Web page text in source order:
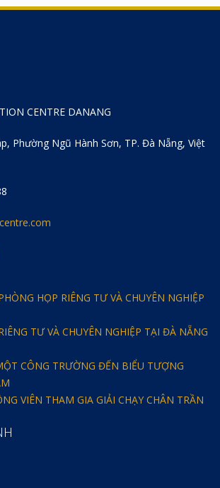
CENTRE DANANG
Phường Ngũ Hành Sơn, TP. Đà Nẵng, Việt
HỌP RIÊNG TƯ VÀ CHUYÊN NGHIỆP
TƯ VÀ CHUYÊN NGHIỆP TẠI ĐÀ NẴNG
CÔNG TRƯỜNG ĐẾN BIỂU TƯỢNG
VIÊN THAM GIA GIẢI CHẠY CHÂN TRẦN